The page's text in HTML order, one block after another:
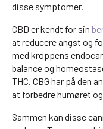
disse symptomer.
CBD er kendt for sin
at reducere angst og
med kroppens
balance og
THC. CBG har på den
at forbedre humøret
Sammen kan disse